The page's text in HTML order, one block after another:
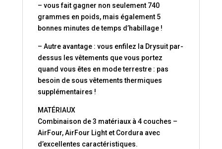
– vous fait gagner non seulement 740
grammes en poids, mais également 5
bonnes minutes de temps d’habillage !
– Autre avantage : vous enfilez la Drysuit par-
dessus les vêtements que vous portez
quand vous êtes en mode terrestre : pas
besoin de sous vêtements thermiques
supplémentaires !
MATÉRIAUX
Combinaison de 3 matériaux à 4 couches –
AirFour, AirFour Light et Cordura avec
d’excellentes caractéristiques.